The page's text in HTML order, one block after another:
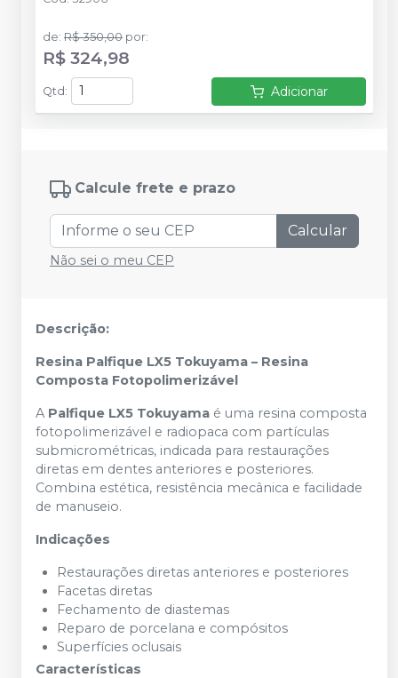
de: R$ 350,00 por:
R$ 324,98
Qtd : Adicionar
Calcule frete e prazo
Calcular
Não sei o meu CEP
Descrição:
Resina Palfique LX5 Tokuyama – Resina
Composta Fotopolimerizável
A Palfique LX5 Tokuyama é uma resina composta
fotopolimerizável e radiopaca com partículas
submicrométricas, indicada para restaurações
diretas em dentes anteriores e posteriores.
Combina estética, resistência mecânica e facilidade
de manuseio.
Indicações
Restaurações diretas anteriores e posteriores
Facetas diretas
Fechamento de diastemas
Reparo de porcelana e compósitos
Superfícies oclusais
Características